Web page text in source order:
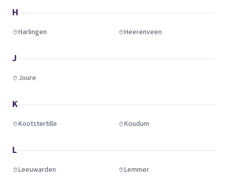
H
Harlingen Heerenveen
J
Joure
K
Kootstertille Koudum
L
Leeuwarden Lemmer